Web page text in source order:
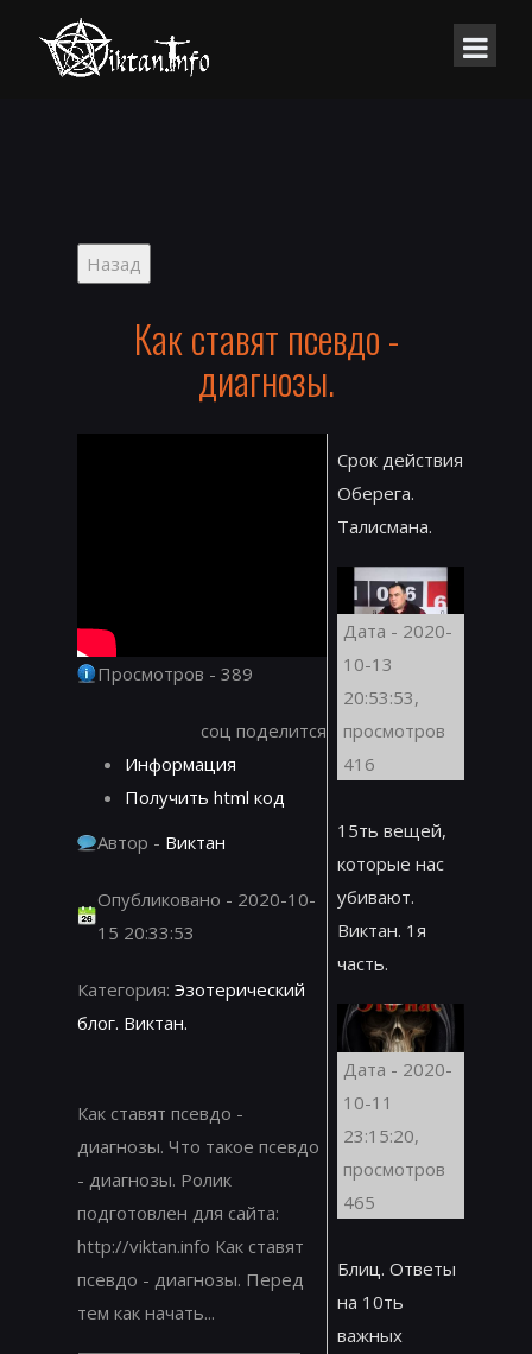
Как ставят псевдо -
диагнозы.
Просмотров - 389
соц поделится
Информация
Получить html код
Автор - Виктан
Опубликовано - 2020-10-
15 20:33:53
Категория: Эзотерический
блог. Виктан.
Как ставят псевдо -
диагнозы. Что такое псевдо
- диагнозы. Ролик
подготовлен для сайта:
http://viktan.info Как ставят
псевдо - диагнозы. Перед
тем как начать...
Срок действия
Оберега.
Талисмана.
Дата - 2020-
10-13
20:53:53,
просмотров
416
15ть вещей,
которые нас
убивают.
Виктан. 1я
часть.
Дата - 2020-
10-11
23:15:20,
просмотров
465
Блиц. Ответы
на 10ть
важных